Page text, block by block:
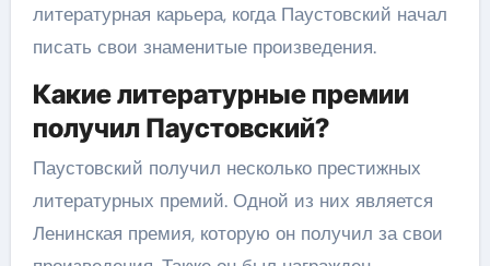
литературная карьера, когда Паустовский начал
писать свои знаменитые произведения.
Какие литературные премии
получил Паустовский?
Паустовский получил несколько престижных
литературных премий. Одной из них является
Ленинская премия, которую он получил за свои